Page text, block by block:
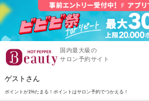
国内最大級の
サロン予約サイト
ゲストさん
ポイントが1%たまる！ ポイントはサロン予約でつかえる！